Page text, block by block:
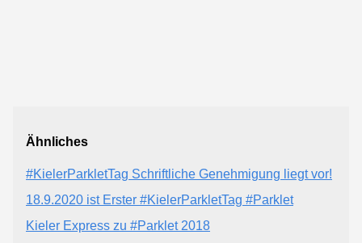
Ähnliches
#KielerParkletTag Schriftliche Genehmigung liegt vor!
18.9.2020 ist Erster #KielerParkletTag #Parklet
Kieler Express zu #Parklet 2018